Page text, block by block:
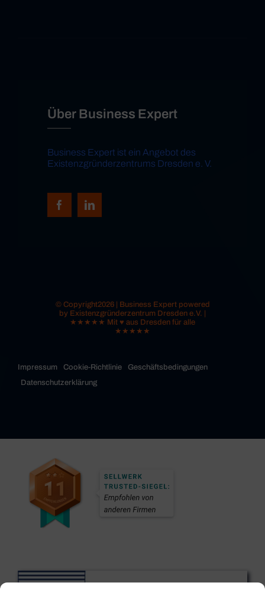
Über Business Expert
Business Expert ist ein Angebot des
Existenzgründerzentrums Dresden e. V.
© Copyright2026 | Business Expert powered
by Existenzgründerzentrum Dresden e.V. |
★★★★★ Mit ♥ aus Dresden für alle
★★★★★
Impressum Cookie-Richtlinie
Geschäftsbedingungen
Datenschutzerklärung